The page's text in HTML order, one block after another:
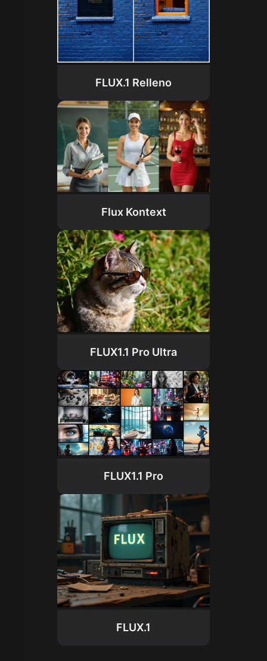
FLUX.1 Relleno
Flux Kontext
FLUX1.1 Pro Ultra
FLUX1.1 Pro
FLUX.1